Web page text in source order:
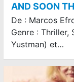
AND SOON
De : Marcos
Genre : Thriller,
Yustman) et…